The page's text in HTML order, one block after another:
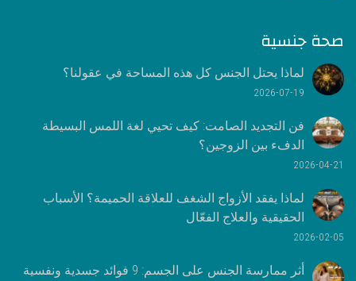
صحة جنسية
لماذا يحتل الجنس كل هذه المساحة في عقولنا؟
2026-07-19
فن التجديد الصامت: كيف تحيي لغة اللمس البسيطة
الدفء بين الزوجين؟
2026-04-21
لماذا يفقد الأزواج الشغف للعلاقة الحميمة؟ الأسباب
الحقيقية والعلاج الفعّال
2026-02-05
أثر ممارسة الجنس على الجسم: 9 فوائد جسدية ونفسية